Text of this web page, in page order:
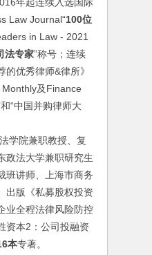
Law Journal“100位
in Law - 2021
法专家”称号；连续
优秀律师&律所》
及Finance
“中国并购律师大
院兼职教授、复
政法大学兼职研究生
班讲师、上海市商务
出版《私募股权投资
业全程法律风险防控
资本2：公司投融资
本专著。